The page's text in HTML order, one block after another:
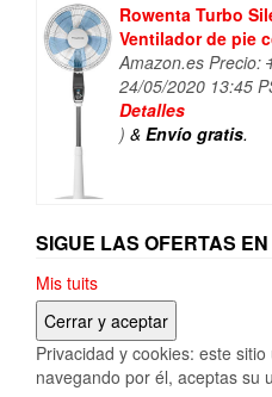
Rowenta Turbo
Ventilador de pie
Amazon.es Precio:
24/05/2020 13:45
Detalles
) & Envío gratis.
SIGUE LAS OFERTAS
Mis tuits
Privacidad y cookies: este
navegando por él, aceptas su